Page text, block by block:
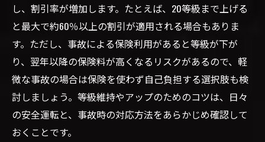
し、割引率が増加します。たとえば、20等級まで上げる
と最大で約60％以上の割引が適用される場合もありま
す。ただし、事故による保険利用があると等級が下が
り、翌年以降の保険料が高くなるリスクがあるので、軽
微な事故の場合は保険を使わず自己負担する選択肢も検
討しましょう。等級維持やアップのためのコツは、日々
の安全運転と、事故時の対応方法をあらかじめ確認して
おくことです。